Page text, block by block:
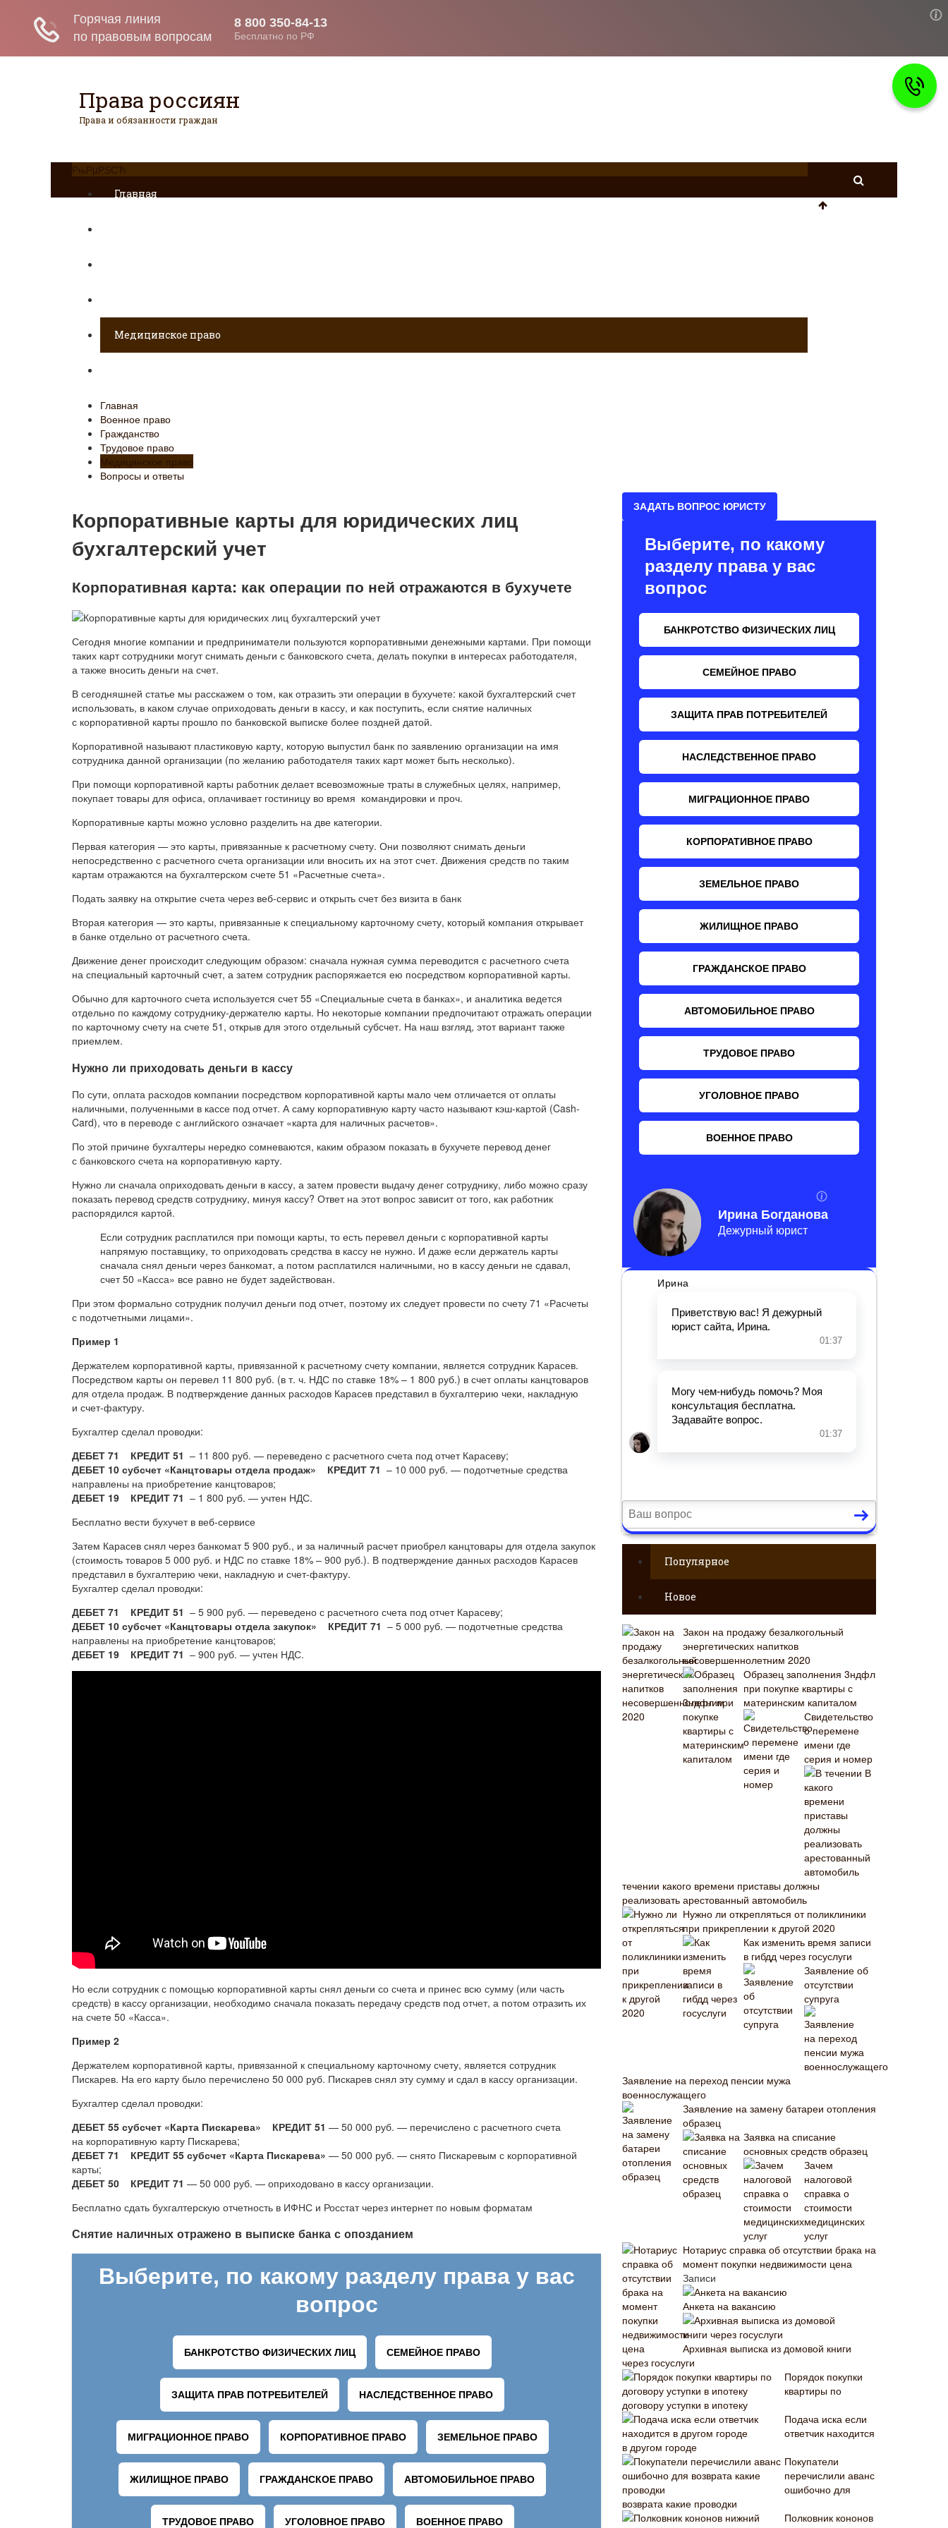
Права россиян
Права и обязанности граждан
РњРµРЅСЋ
Главная
Медицинское право
Главная
Военное право
Гражданство
Трудовое право
Медицинское право
Вопросы и ответы
Корпоративные карты для юридических лиц
бухгалтерский учет
Корпоративная карта: как операции по ней отражаются в бухучете
Сегодня многие компании и предприниматели пользуются корпоративными денежными картами. При помощи
таких карт сотрудники могут снимать деньги с банковского счета, делать покупки в интересах работодателя,
а также вносить деньги на счет.
В сегодняшней статье мы расскажем о том, как отразить эти операции в бухучете: какой бухгалтерский счет
использовать, в каком случае оприходовать деньги в кассу, и как поступить, если снятие наличных
с корпоративной карты прошло по банковской выписке более поздней датой.
Корпоративной называют пластиковую карту, которую выпустил банк по заявлению организации на имя
сотрудника данной организации (по желанию работодателя таких карт может быть несколько).
При помощи корпоративной карты работник делает всевозможные траты в служебных целях, например,
покупает товары для офиса, оплачивает гостиницу во время командировки и проч.
Корпоративные карты можно условно разделить на две категории.
Первая категория — это карты, привязанные к расчетному счету. Они позволяют снимать деньги
непосредственно с расчетного счета организации или вносить их на этот счет. Движения средств по таким
картам отражаются на бухгалтерском счете 51 «Расчетные счета».
Подать заявку на открытие счета через веб‑сервис и открыть счет без визита в банк
Вторая категория — это карты, привязанные к специальному карточному счету, который компания открывает
в банке отдельно от расчетного счета.
Движение денег происходит следующим образом: сначала нужная сумма переводится с расчетного счета
на специальный карточный счет, а затем сотрудник распоряжается ею посредством корпоративной карты.
Обычно для карточного счета используется счет 55 «Специальные счета в банках», и аналитика ведется
отдельно по каждому сотруднику-держателю карты. Но некоторые компании предпочитают отражать операции
по карточному счету на счете 51, открыв для этого отдельный субсчет. На наш взгляд, этот вариант также
приемлем.
Нужно ли приходовать деньги в кассу
По сути, оплата расходов компании посредством корпоративной карты мало чем отличается от оплаты
наличными, полученными в кассе под отчет. А саму корпоративную карту часто называют кэш-картой (Cash-
Card), что в переводе с английского означает «карта для наличных расчетов».
По этой причине бухгалтеры нередко сомневаются, каким образом показать в бухучете перевод денег
с банковского счета на корпоративную карту.
Нужно ли сначала оприходовать деньги в кассу, а затем провести выдачу денег сотруднику, либо можно сразу
показать перевод средств сотруднику, минуя кассу? Ответ на этот вопрос зависит от того, как работник
распорядился картой.
Если сотрудник расплатился при помощи карты, то есть перевел деньги с корпоративной карты
напрямую поставщику, то оприходовать средства в кассу не нужно. И даже если держатель карты
сначала снял деньги через банкомат, а потом расплатился наличными, но в кассу деньги не сдавал,
счет 50 «Касса» все равно не будет задействован.
При этом формально сотрудник получил деньги под отчет, поэтому их следует провести по счету 71 «Расчеты
с подотчетными лицами».
Пример 1
Держателем корпоративной карты, привязанной к расчетному счету компании, является сотрудник Карасев.
Посредством карты он перевел 11 800 руб. (в т. ч. НДС по ставке 18% – 1 800 руб.) в счет оплаты канцтоваров
для отдела продаж. В подтверждение данных расходов Карасев представил в бухгалтерию чеки, накладную
и счет-фактуру.
Бухгалтер сделал проводки:
ДЕБЕТ 71 КРЕДИТ 51 – 11 800 руб. — переведено с расчетного счета под отчет Карасеву;
ДЕБЕТ 10 субсчет «Канцтовары отдела продаж» КРЕДИТ 71 – 10 000 руб. — подотчетные средства
направлены на приобретение канцтоваров;
ДЕБЕТ 19 КРЕДИТ 71 – 1 800 руб. — учтен НДС.
Бесплатно вести бухучет в веб‑сервисе
Затем Карасев снял через банкомат 5 900 руб., и за наличный расчет приобрел канцтовары для отдела закупок
(стоимость товаров 5 000 руб. и НДС по ставке 18% – 900 руб.). В подтверждение данных расходов Карасев
представил в бухгалтерию чеки, накладную и счет-фактуру.
Бухгалтер сделал проводки:
ДЕБЕТ 71 КРЕДИТ 51 – 5 900 руб. — переведено с расчетного счета под отчет Карасеву;
ДЕБЕТ 10 субсчет «Канцтовары отдела закупок» КРЕДИТ 71 – 5 000 руб. — подотчетные средства
направлены на приобретение канцтоваров;
ДЕБЕТ 19 КРЕДИТ 71 – 900 руб. — учтен НДС.
Но если сотрудник с помощью корпоративной карты снял деньги со счета и принес всю сумму (или часть
средств) в кассу организации, необходимо сначала показать передачу средств под отчет, а потом отразить их
на счете 50 «Касса».
Пример 2
Держателем корпоративной карты, привязанной к специальному карточному счету, является сотрудник
Пискарев. На его карту было перечислено 50 000 руб. Пискарев снял эту сумму и сдал в кассу организации.
Бухгалтер сделал проводки:
ДЕБЕТ 55 субсчет «Карта Пискарева» КРЕДИТ 51 — 50 000 руб. — перечислено с расчетного счета
на корпоративную карту Пискарева;
ДЕБЕТ 71 КРЕДИТ 55 субсчет «Карта Пискарева» — 50 000 руб. — снято Пискаревым с корпоративной
карты;
ДЕБЕТ 50 КРЕДИТ 71 — 50 000 руб. — оприходовано в кассу организации.
Бесплатно сдать бухгалтерскую отчетность в ИФНС и Росстат через интернет по новым форматам
Снятие наличных отражено в выписке банка с опозданием
Популярное
Новое
Закон на продажу безалкогольный
энергетических напитков
несовершеннолетним 2020
Образец заполнения 3ндфл
при покупке квартиры с
материнским капиталом
Свидетельство
о перемене
имени где
серия и номер
В
течении какого времени приставы должны
реализовать арестованный автомобиль
Нужно ли открепляться от поликлиники
при прикреплении к другой 2020
Как изменить время записи
в гибдд через госуслуги
Заявление об
отсутствии
супруга
Заявление на переход пенсии мужа
военнослужащего
Заявление на замену батареи отопления
образец
Заявка на списание
основных средств образец
Зачем
налоговой
справка о
стоимости
медицинских
услуг
Нотариус справка об отсутствии брака на
момент покупки недвижимости цена
Записи
Анкета на вакансию
Архивная выписка из домовой книги
через госуслуги
Порядок покупки
квартиры по
договору уступки в ипотеку
Подача иска если
ответчик находится
в другом городе
Покупатели
перечислили аванс
ошибочно для
возврата какие проводки
Полковник кононов